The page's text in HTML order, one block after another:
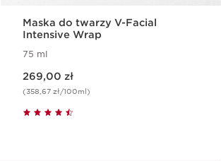
Maska do twarzy V-Facial
Intensive Wrap
75 ml
269,00 zł
(358,67 zł/100ml)